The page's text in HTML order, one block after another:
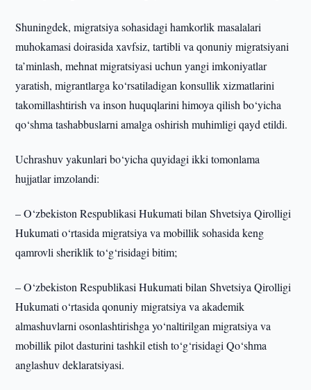
Shuningdek, migratsiya sohasidagi hamkorlik masalalari
muhokamasi doirasida xavfsiz, tartibli va qonuniy migratsiyani
ta’minlash, mehnat migratsiyasi uchun yangi imkoniyatlar
yaratish, migrantlarga ko‘rsatiladigan konsullik xizmatlarini
takomillashtirish va inson huquqlarini himoya qilish bo‘yicha
qo‘shma tashabbuslarni amalga oshirish muhimligi qayd etildi.
Uchrashuv yakunlari bo‘yicha quyidagi ikki tomonlama
hujjatlar imzolandi:
– O‘zbekiston Respublikasi Hukumati bilan Shvetsiya Qirolligi
Hukumati o‘rtasida migratsiya va mobillik sohasida keng
qamrovli sheriklik to‘g‘risidagi bitim;
– O‘zbekiston Respublikasi Hukumati bilan Shvetsiya Qirolligi
Hukumati o‘rtasida qonuniy migratsiya va akademik
almashuvlarni osonlashtirishga yo‘naltirilgan migratsiya va
mobillik pilot dasturini tashkil etish to‘g‘risidagi Qo‘shma
anglashuv deklaratsiyasi.